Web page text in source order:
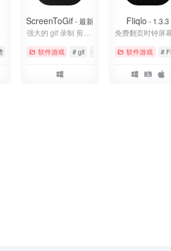
# 微软
ScreenToGif- 最新
强大的 gif 录制 剪辑工具
软件游戏 # gif # 免费 # 微软
Fliqlo - 1.3.3
软件游戏 #